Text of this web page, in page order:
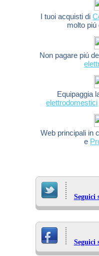
I tuoi acquisti di
molto piú
Non pagare piú
Equipaggia
elettrodomestici
Web principali in
e
Seguici
Seguici